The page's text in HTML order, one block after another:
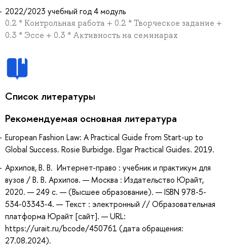
2022/2023 учебный год 4 модуль
0.2 * Контрольная работа + 0.2 * Творческое задание +
0.3 * Эссе + 0.3 * Активность на семинарах
Список литературы
Рекомендуемая основная литература
European Fashion Law: A Practical Guide from Start-up to
Global Success. Rosie Burbidge. Elgar Practical Guides. 2019.
Архипов, В. В. Интернет-право : учебник и практикум для
вузов / В. В. Архипов. — Москва : Издательство Юрайт,
2020. — 249 с. — (Высшее образование). — ISBN 978-5-
534-03343-4. — Текст : электронный // Образовательная
платформа Юрайт [сайт]. — URL:
https://urait.ru/bcode/450761 (дата обращения:
27.08.2024).